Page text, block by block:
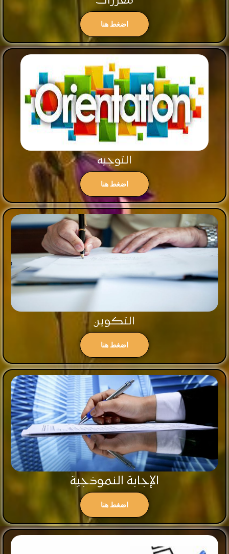
اضغط هنا
التوجيه
اضغط هنا
التكوين
اضغط هنا
الإجابة النموذجية
اضغط هنا